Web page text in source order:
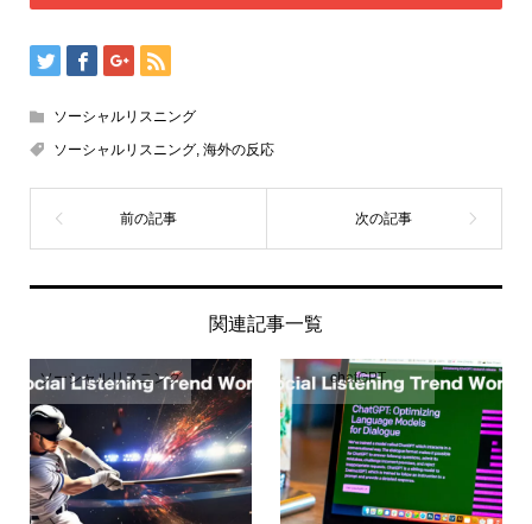
ソーシャルリスニング
ソーシャルリスニング, 海外の反応
関連記事一覧
ソーシャルリスニング chatGPT